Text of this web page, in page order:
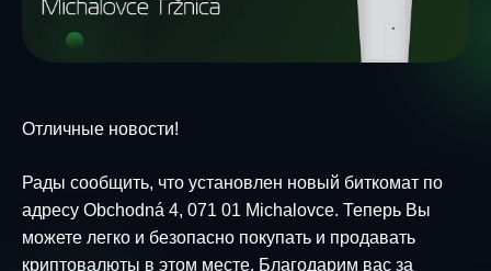
Отличные новости!
Рады сообщить, что установлен новый биткомат по
адресу Obchodná 4, 071 01 Michalovce. Теперь Вы
можете легко и безопасно покупать и продавать
криптовалюты в этом месте. Благодарим вас за